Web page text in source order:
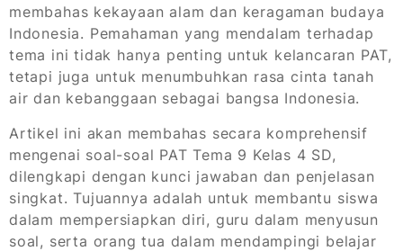
membahas kekayaan alam dan keragaman budaya
Indonesia. Pemahaman yang mendalam terhadap
tema ini tidak hanya penting untuk kelancaran PAT,
tetapi juga untuk menumbuhkan rasa cinta tanah
air dan kebanggaan sebagai bangsa Indonesia.
Artikel ini akan membahas secara komprehensif
mengenai soal-soal PAT Tema 9 Kelas 4 SD,
dilengkapi dengan kunci jawaban dan penjelasan
singkat. Tujuannya adalah untuk membantu siswa
dalam mempersiapkan diri, guru dalam menyusun
soal, serta orang tua dalam mendampingi belajar